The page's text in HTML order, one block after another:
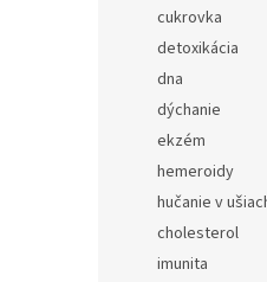
cukrovka
detoxikácia
dna
dýchanie
ekzém
hemeroidy
hučanie v
cholesterol
imunita